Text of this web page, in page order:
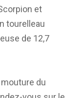
et
tourelleau
de 12,7
du